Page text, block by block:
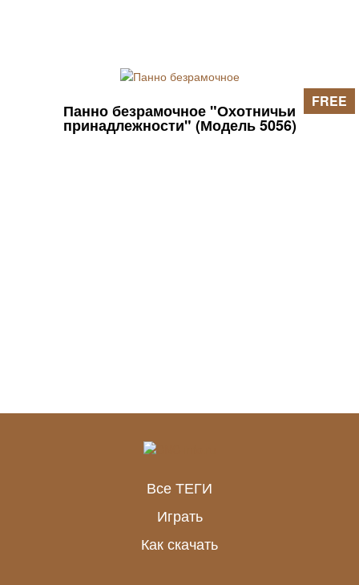
Панно безрамочное "Охотничьи
принадлежности" (Модель 5056)
FREE
Все ТЕГИ
Играть
Как скачать